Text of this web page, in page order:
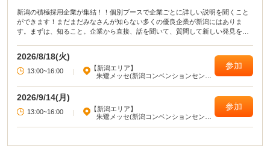
新潟の積極採用企業が集結！！個別ブースで企業ごとに詳しい説明を聞くこと
ができます！まだまだみなさんが知らない多くの優良企業が新潟にはありま
す。まずは、知ること。企業から直接、話を聞いて、質問して新しい発見を積
2026/8/18(火)
13:00~16:00
【新潟エリア】
朱鷺メッセ(新潟コンベンションセンタ
参加
2026/9/14(月)
13:00~16:00
【新潟エリア】
朱鷺メッセ(新潟コンベンションセンタ
参加